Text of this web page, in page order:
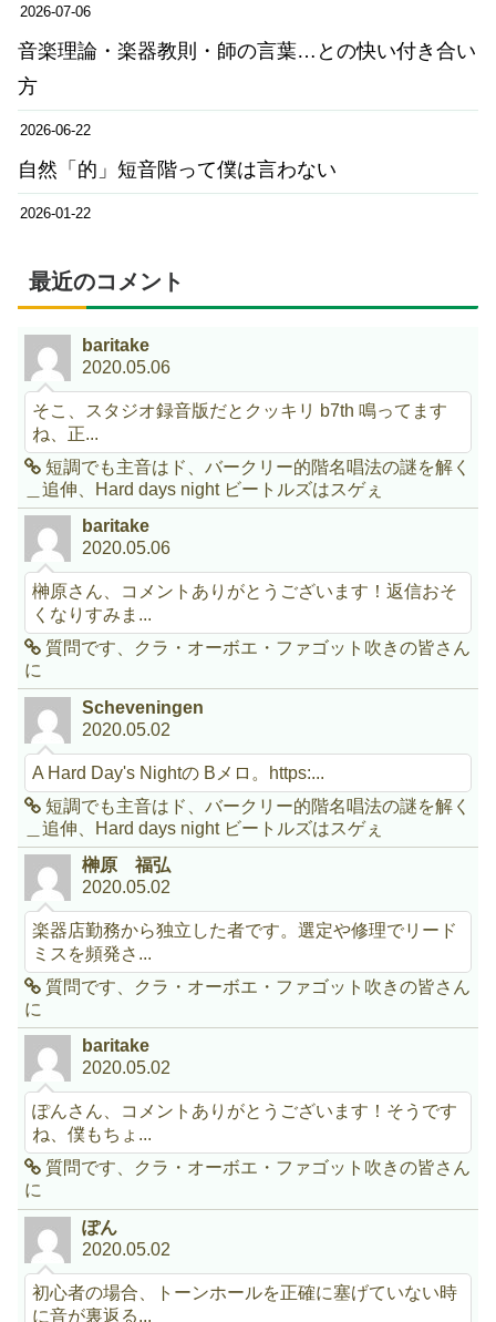
2026-07-06
音楽理論・楽器教則・師の言葉…との快い付き合い
方
2026-06-22
自然「的」短音階って僕は言わない
2026-01-22
最近のコメント
baritake
2020.05.06
そこ、スタジオ録音版だとクッキリ b7th 鳴ってます
ね、正...
短調でも主音はド、バークリー的階名唱法の謎を解く
＿追伸、Hard days night ビートルズはスゲぇ
baritake
2020.05.06
榊原さん、コメントありがとうございます！返信おそ
くなりすみま...
質問です、クラ・オーボエ・ファゴット吹きの皆さん
に
Scheveningen
2020.05.02
A Hard Day's Nightの Bメロ。https:...
短調でも主音はド、バークリー的階名唱法の謎を解く
＿追伸、Hard days night ビートルズはスゲぇ
榊原 福弘
2020.05.02
楽器店勤務から独立した者です。選定や修理でリード
ミスを頻発さ...
質問です、クラ・オーボエ・ファゴット吹きの皆さん
に
baritake
2020.05.02
ぽんさん、コメントありがとうございます！そうです
ね、僕もちょ...
質問です、クラ・オーボエ・ファゴット吹きの皆さん
に
ぽん
2020.05.02
初心者の場合、トーンホールを正確に塞げていない時
に音が裏返る...